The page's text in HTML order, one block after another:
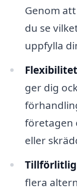
Genom
du se
uppfylla
ger dig
företagen
eller
flera